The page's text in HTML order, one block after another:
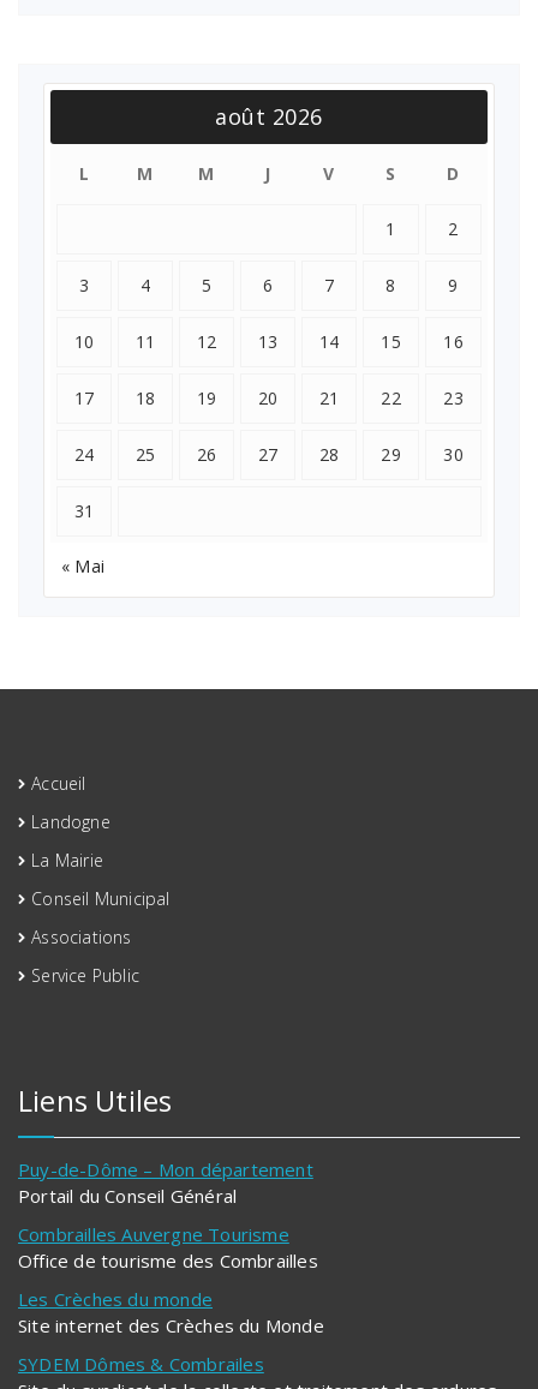
août 2026
L M M J V S D
1 2
3 4 5 6 7 8 9
10 11 12 13 14 15 16
17 18 19 20 21 22 23
24 25 26 27 28 29 30
31
« Mai
Accueil
Landogne
La Mairie
Conseil Municipal
Associations
Service Public
Liens Utiles
Puy-de-Dôme – Mon département
Portail du Conseil Général
Combrailles Auvergne Tourisme
Office de tourisme des Combrailles
Les Crèches du monde
Site internet des Crèches du Monde
SYDEM Dômes & Combrailes